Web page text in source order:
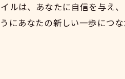
ルは、あなたに自信を与え
にあなたの新しい一歩につな